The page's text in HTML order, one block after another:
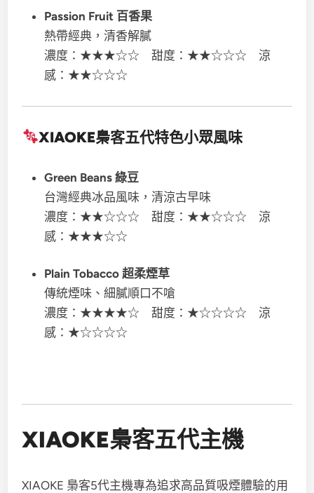
Passion Fruit 百香果
熱帶經典，清香解膩
濃度：★★★☆☆ 甜度：★★☆☆☆ 涼
感：★★☆☆☆
XIAOKE梟客五代特色小眾風味
Green Beans 綠豆
台灣經典冰品風味，清涼古早味
濃度：★★☆☆☆ 甜度：★★☆☆☆ 涼
感：★★★☆☆
Plain Tobacco 超柔煙草
傳統煙味、細膩順口不嗆
濃度：★★★★☆ 甜度：★☆☆☆☆ 涼
感：★☆☆☆☆
XIAOKE梟客五代主機
XIAOKE 梟客5代主機專為追求高品質吸煙體驗的用